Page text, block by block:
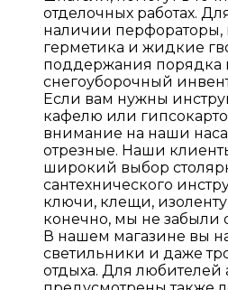
отделочных работах.
наличии перфораторы,
герметика и жидкие
поддержания порядка
снегоуборочный
Если вам нужны
кафелю или
внимание на наши
отрезные. Наши
широкий выбор
сантехнического
ключи, клещи,
конечно, мы не забыли
В нашем магазине вы
светильники и даже
отдыха. Для любителей